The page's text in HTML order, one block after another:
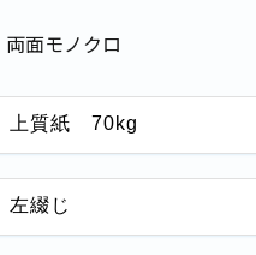
両面モノクロ